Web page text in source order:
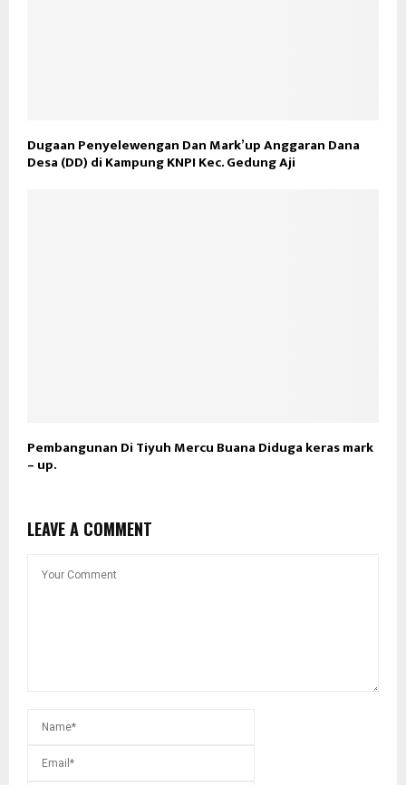
Dugaan Penyelewengan Dan Mark’up Anggaran Dana
Desa (DD) di Kampung KNPI Kec. Gedung Aji
Pembangunan Di Tiyuh Mercu Buana Diduga keras mark
– up.
LEAVE A COMMENT